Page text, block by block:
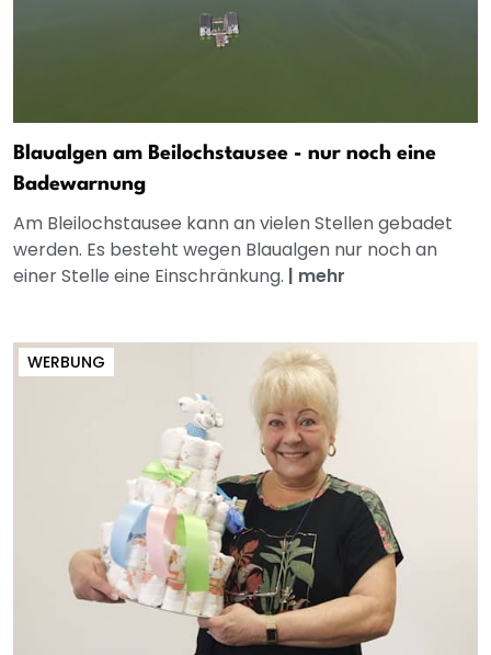
Blaualgen am Beilochstausee - nur noch eine
Badewarnung
Am Bleilochstausee kann an vielen Stellen gebadet
werden. Es besteht wegen Blaualgen nur noch an
einer Stelle eine Einschränkung. | mehr
WERBUNG